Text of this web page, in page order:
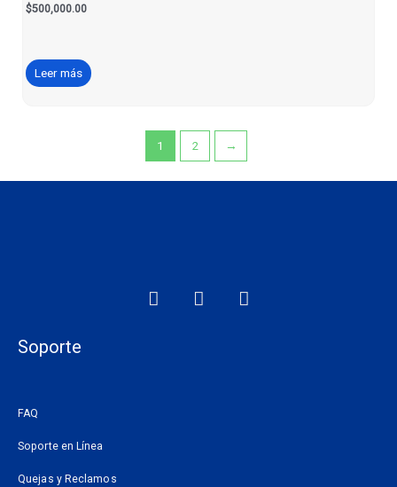
$500,000.00
Leer más
1 2 →
F
a
I
n
W
h
Soporte
FAQ
Soporte en Línea
Quejas y Reclamos